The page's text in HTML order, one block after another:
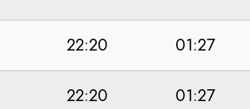
22:20 01:27
22:20 01:27